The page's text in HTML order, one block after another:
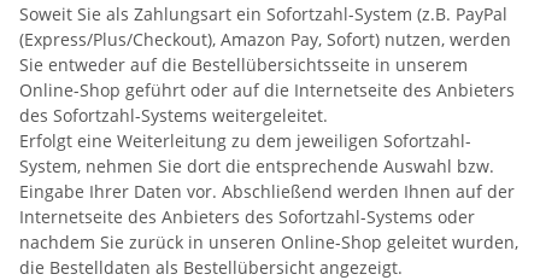
Soweit Sie als Zahlungsart ein Sofortzahl-System (z.B. PayPal
(Express/Plus/Checkout), Amazon Pay, Sofort) nutzen, werden
Sie entweder auf die Bestellübersichtsseite in unserem
Online-Shop geführt oder auf die Internetseite des Anbieters
des Sofortzahl-Systems weitergeleitet.
Erfolgt eine Weiterleitung zu dem jeweiligen Sofortzahl-
System, nehmen Sie dort die entsprechende Auswahl bzw.
Eingabe Ihrer Daten vor. Abschließend werden Ihnen auf der
Internetseite des Anbieters des Sofortzahl-Systems oder
nachdem Sie zurück in unseren Online-Shop geleitet wurden,
die Bestelldaten als Bestellübersicht angezeigt.